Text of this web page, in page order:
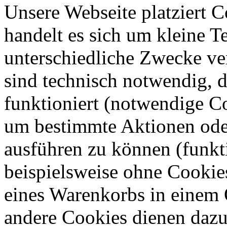
Unsere Webseite platziert
handelt es sich um kleine
unterschiedliche Zwecke
sind technisch notwendig,
funktioniert (notwendige
um bestimmte Aktionen
ausführen zu können
beispielsweise ohne
eines Warenkorbs in
andere Cookies dienen